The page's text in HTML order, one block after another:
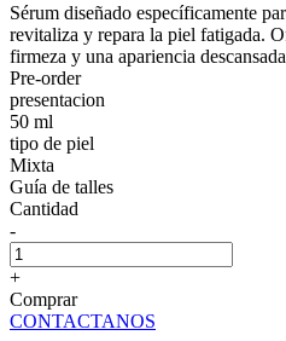
Sérum diseñado específicamente
revitaliza y repara la piel fatigada.
firmeza y una apariencia
Pre-order
presentacion
50 ml
tipo de piel
Mixta
Guía de talles
Cantidad
-
+
Comprar
CONTACTANOS